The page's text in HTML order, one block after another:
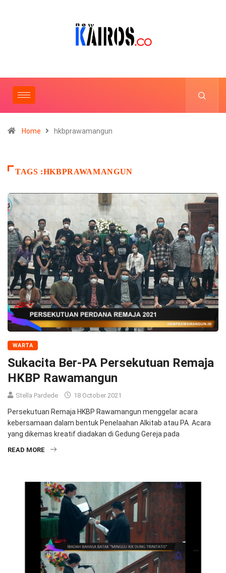
Home hkbprawamangun
TAGS :HKBPRAWAMANGUN
WARTA
Sukacita Ber-PA Persekutuan Remaja
HKBP Rawamangun
Stella Pardede 18 October 2021
Persekutuan Remaja HKBP Rawamangun menggelar acara
kebersamaan dalam bentuk Penelaahan Alkitab atau PA. Acara
yang dikemas kreatif diadakan di Gedung Gereja pada
READ MORE